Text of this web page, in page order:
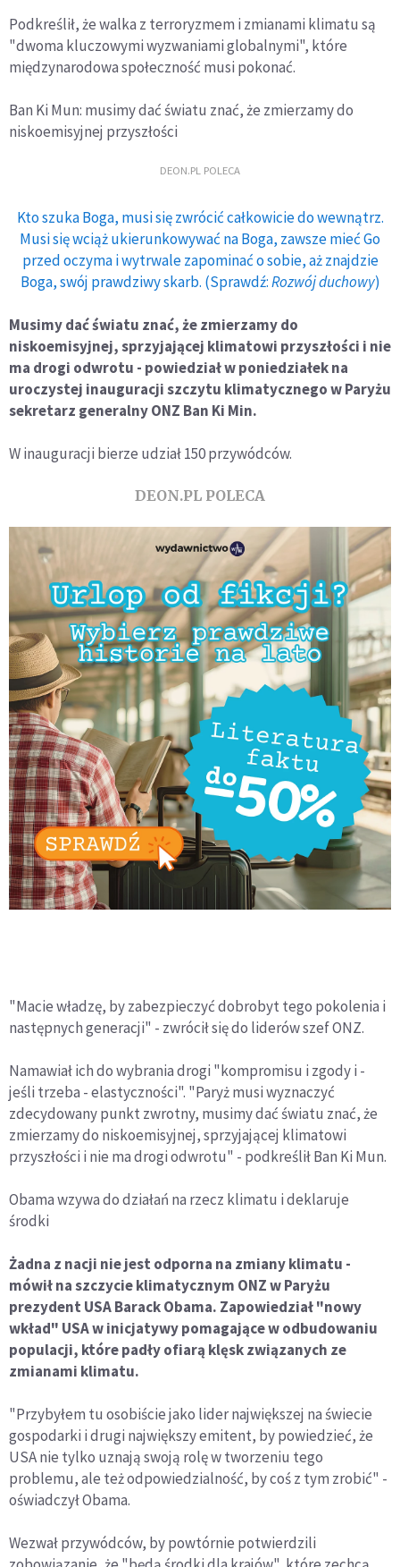
Podkreślił, że walka z terroryzmem i zmianami klimatu są
"dwoma kluczowymi wyzwaniami globalnymi", które
międzynarodowa społeczność musi pokonać.
Ban Ki Mun: musimy dać światu znać, że zmierzamy do
niskoemisyjnej przyszłości
DEON.PL POLECA
Kto szuka Boga, musi się zwrócić całkowicie do wewnątrz.
Musi się wciąż ukierunkowywać na Boga, zawsze mieć Go
przed oczyma i wytrwale zapominać o sobie, aż znajdzie
Boga, swój prawdziwy skarb. (Sprawdź:Rozwój duchowy)
Musimy dać światu znać, że zmierzamy do
niskoemisyjnej, sprzyjającej klimatowi przyszłości i nie
ma drogi odwrotu - powiedział w poniedziałek na
uroczystej inauguracji szczytu klimatycznego w Paryżu
sekretarz generalny ONZ Ban Ki Min.
W inauguracji bierze udział 150 przywódców.
DEON.PL POLECA
"Macie władzę, by zabezpieczyć dobrobyt tego pokolenia i
następnych generacji" - zwrócił się do liderów szef ONZ.
Namawiał ich do wybrania drogi "kompromisu i zgody i -
jeśli trzeba - elastyczności". "Paryż musi wyznaczyć
zdecydowany punkt zwrotny, musimy dać światu znać, że
zmierzamy do niskoemisyjnej, sprzyjającej klimatowi
przyszłości i nie ma drogi odwrotu" - podkreślił Ban Ki Mun.
Obama wzywa do działań na rzecz klimatu i deklaruje
środki
Żadna z nacji nie jest odporna na zmiany klimatu -
mówił na szczycie klimatycznym ONZ w Paryżu
prezydent USA Barack Obama. Zapowiedział "nowy
wkład" USA w inicjatywy pomagające w odbudowaniu
populacji, które padły ofiarą klęsk związanych ze
zmianami klimatu.
"Przybyłem tu osobiście jako lider największej na świecie
gospodarki i drugi największy emitent, by powiedzieć, że
USA nie tylko uznają swoją rolę w tworzeniu tego
problemu, ale też odpowiedzialność, by coś z tym zrobić" -
oświadczył Obama.
Wezwał przywódców, by powtórnie potwierdzili